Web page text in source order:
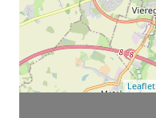
Leaflet